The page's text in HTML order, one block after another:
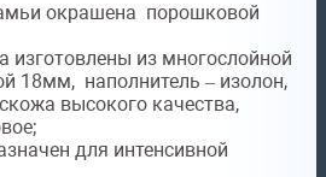
окрашена порошковой
изготовлены из многослойной
18мм, наполнитель – изолон,
высокого качества,
для интенсивной